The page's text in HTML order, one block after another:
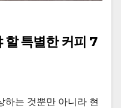
할 특별한 커피 7
하는 것뿐만 아니라 현